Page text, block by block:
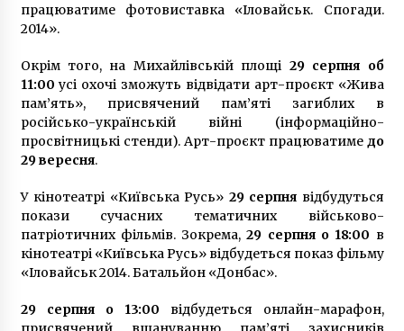
працюватиме фотовиставка «Іловайськ. Спогади.
2014».
Окрім того, на Михайлівській площі 29 серпня об
11:00усі охочі зможуть відвідати арт-проєкт «Жива
пам’ять», присвячений пам’яті загиблих в
російсько-українській війні (інформаційно-
просвітницькі стенди). Арт-проєкт працюватиме до
29 вересня.
У кінотеатрі «Київська Русь» 29 серпня відбудуться
покази сучасних тематичних військово-
патріотичних фільмів. Зокрема,29 серпня о 18:00 в
кінотеатрі «Київська Русь» відбудеться показ фільму
«Іловайськ 2014. Батальйон «Донбас».
29 серпня о 13:00 відбудеться онлайн-марафон,